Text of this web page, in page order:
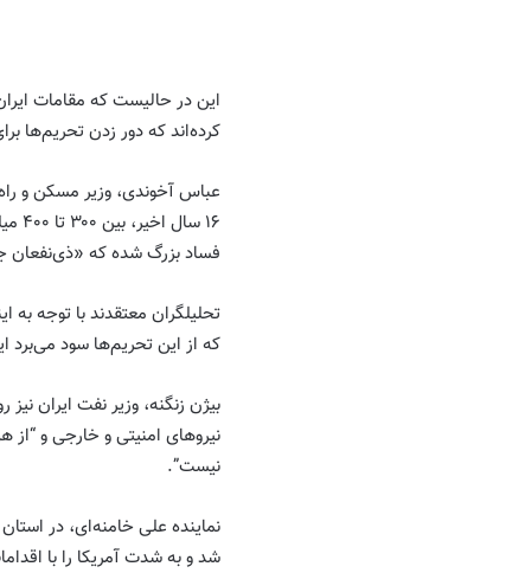
این در حالیست که مقامات
کرده‌اند که دور زدن تحریم‌ها
عباس آخوندی، وزیر مسکن و
۱۶
فساد بزرگ ‌شده که «ذی‌نفعان
تحلیلگران معتقدند با توجه
که از این تحریم‌ها سود می‌برد
نیروهای امنیتی و خارجی و
نیست”.
نماینده علی خامنه‌ای، در
شد و به شدت آمریکا را با